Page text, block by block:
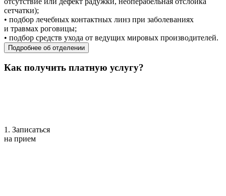
сетчатки);
• подбор лечебных контактных линз при заболеваниях
и травмах роговицы;
• подбор средств ухода от ведущих мировых производителей.
Подробнее об отделении
Как получить платную услугу?
1. Записаться
на прием